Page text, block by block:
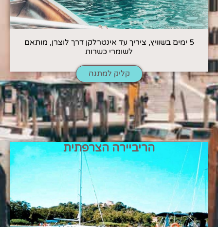
5 ימים בשוויץ, ציריך עד אינטרלקן דרך לוצרן, מותאם
לשומרי כשרות
קליק למתנה
הריביירה הצרפתית